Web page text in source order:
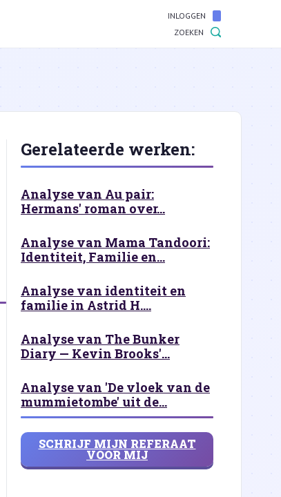
INLOGGEN
ZOEKEN
Gerelateerde werken:
Analyse van Au pair:
Hermans' roman over...
Analyse van Mama Tandoori:
Identiteit, Familie en...
Analyse van identiteit en
familie in Astrid H....
Analyse van The Bunker
Diary — Kevin Brooks'...
Analyse van 'De vloek van de
mummietombe' uit de...
SCHRIJF MIJN REFERAAT
VOOR MIJ